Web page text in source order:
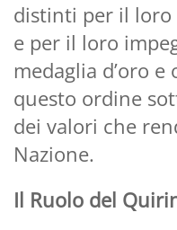
distinti per il loro
e per il loro
medaglia d’oro
questo ordine
dei valori che
Nazione.
Il Ruolo del